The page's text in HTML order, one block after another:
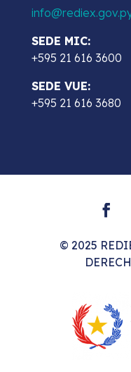
SEDE MIC:
+595 21 616 3600
SEDE VUE:
+595 21 616 3680
© 2025